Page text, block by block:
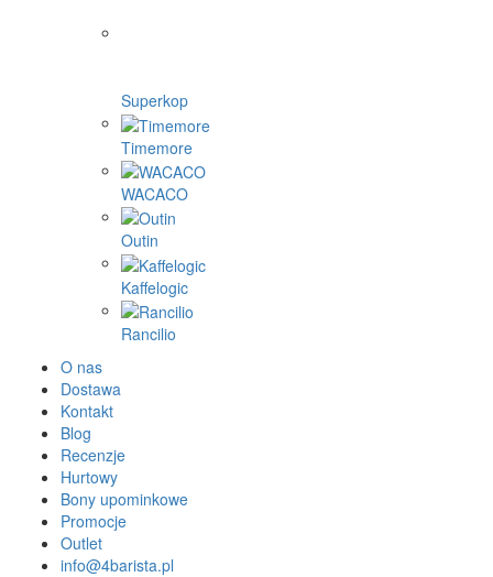
Superkop
Timemore
WACACO
Outin
Kaffelogic
Rancilio
O nas
Dostawa
Kontakt
Blog
Recenzje
Hurtowy
Bony upominkowe
Promocje
Outlet
info@4barista.pl